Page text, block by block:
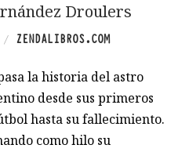
Droulers
/ ZENDALIBROS.COM
la historia del astro
desde sus primeros
hasta su fallecimiento.
como hilo su